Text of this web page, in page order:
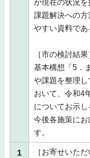
が現在の状況
課題解決への
やすい資料であ
［市の検討結果
基本構想「5．
や課題を整理
おいて、令和4
についてお示
今後各施策に
す。
1
［お寄せいただ